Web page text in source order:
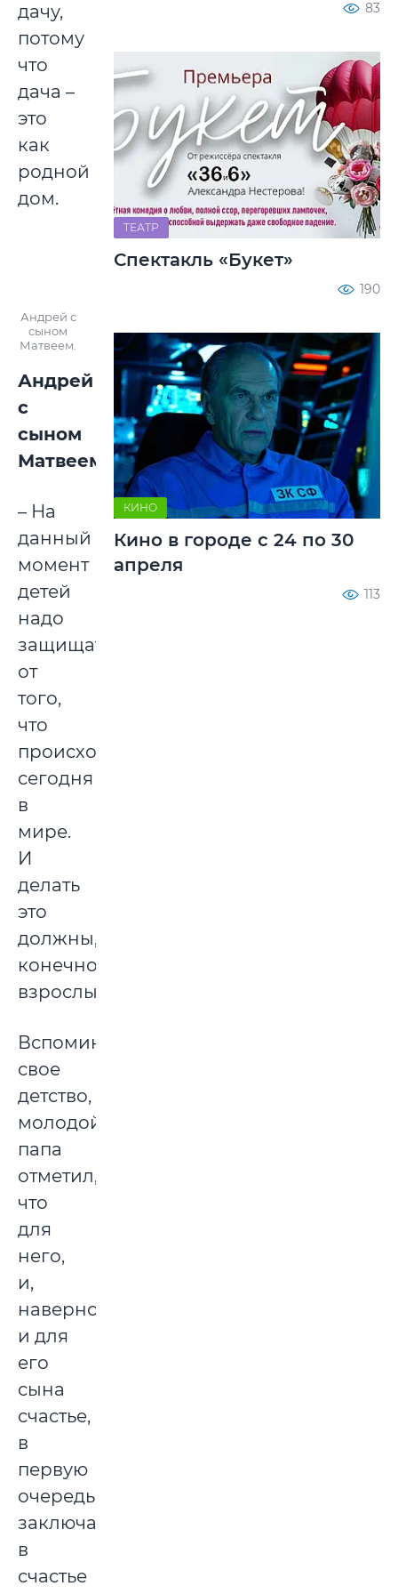
дачу,
потому
что
дача –
это
как
родной
дом.
Андрей с
сыном
Матвеем.
Андрей
с
сыном
Матвеем:
– На
данный
момент
детей
надо
защищать
от
того,
что
происходит
сегодня
в
мире.
И
делать
это
должны,
конечно,
взрослые.
Вспоминая
свое
детство,
молодой
папа
отметил,
что
для
него,
и,
наверное,
и для
его
сына
счастье,
в
первую
очередь,
заключается
в
счастье
83
ТЕАТР
Спектакль «Букет»
190
КИНО
Кино в городе с 24 по 30
апреля
113